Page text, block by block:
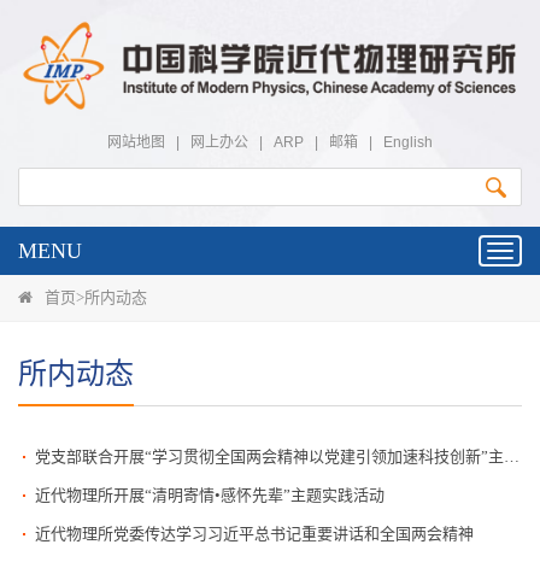
网站地图 网上办公 ARP 邮箱 English
MENU
首页>所内动态
所内动态
党支部联合开展“学习贯彻全国两会精神以党建引领加速科技创新”主题党日活动
近代物理所开展“清明寄情•感怀先辈”主题实践活动
近代物理所党委传达学习习近平总书记重要讲话和全国两会精神